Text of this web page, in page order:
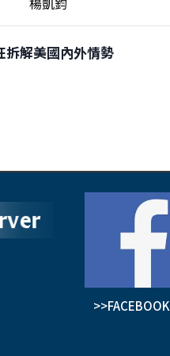
解美國內外情勢
>>FACEBOOK